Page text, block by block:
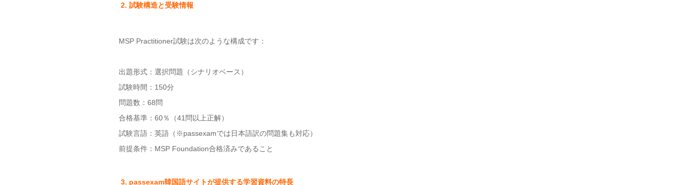
2. 試験構造と受験情報
MSP Practitioner試験は次のような構成です：
出題形式：選択問題（シナリオベース）
試験時間：150分
問題数：68問
合格基準：60％（41問以上正解）
試験言語：英語（※passexamでは日本語訳の問題集も対応）
前提条件：MSP Foundation合格済みであること
3. passexam韓国語サイトが提供する学習資料の特長